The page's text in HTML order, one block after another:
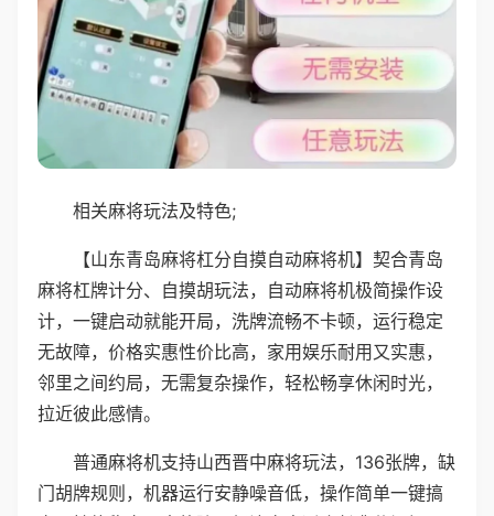
相关麻将玩法及特色;
【山东青岛麻将杠分自摸自动麻将机】契合青岛
麻将杠牌计分、自摸胡玩法，自动麻将机极简操作设
计，一键启动就能开局，洗牌流畅不卡顿，运行稳定
无故障，价格实惠性价比高，家用娱乐耐用又实惠，
邻里之间约局，无需复杂操作，轻松畅享休闲时光，
拉近彼此感情。
普通麻将机支持山西晋中麻将玩法，136张牌，缺
门胡牌规则，机器运行安静噪音低，操作简单一键搞